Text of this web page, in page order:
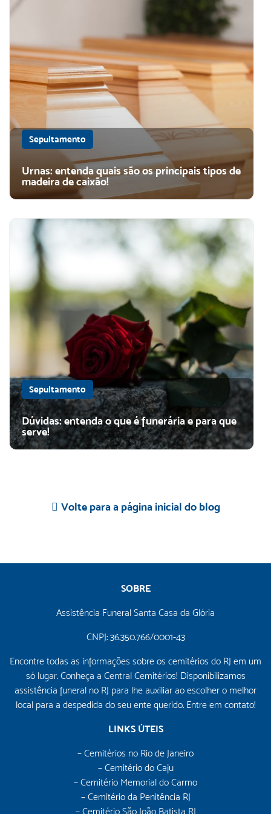
Sepultamento
Urnas: entenda quais são os principais tipos de
madeira de caixão!
Sepultamento
Dúvidas: entenda o que é funerária e para que
serve!
Volte para a página inicial do blog
SOBRE
Assistência Funeral Santa Casa da Glória
CNPJ: 36.350.766/0001-43
Encontre todas as informações sobre os cemitérios do RJ em um
só lugar. Conheça a Central Cemitérios! Disponibilizamos
assistência funeral no RJ para lhe auxiliar ao escolher o melhor
local para a despedida do seu ente querido. Entre em contato!
LINKS ÚTEIS
– Cemitérios no Rio de Janeiro
– Cemitério do Caju
– Cemitério Memorial do Carmo
– Cemitério da Penitência RJ
– Cemitério São João Batista RJ